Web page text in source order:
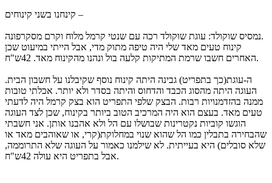
קינחנו בשני קינוחים –
נמסיס שוקולד: עוגת שוקולד רכה עם שנטי קרמל מלוח וקרם מסקרפונה.
קינוח טעים מאד שלי היה טיפה מתוק מדי, אבל הייתי במיעוט שכן
האחרים חשבו שרמת המתיקות קלעה בול ונהנו מהקינוח מאד. 42ש"ח.
ה-עוגת(כך בתפריט) גבינה היתה קינוח נוסף שקיבלנו על חשבון הבית.
העוגה היתה מהסוג הכבד והדחוס והיתה בסדר ולא יותר. אכלתי טובות
ממנה בהזדמנויות רבות. הבצק שלפי התפריט הוא בצק קרמל היה לדעתי
טעים מאד. בעצם הוא היה המרכיב הטוב ביותר בקינוח, שכן לצד העוגה
הוגשו קוביות נקטרינות שבושלו עם הל ולא אהבנו אותן. אני חשבתי
שהבחירה בתבלין כמו הל שהוא שנוי במחלוקת(קרי, או שאוהבים מאד או
שלא סובלים) היא בעייתית. לא שילמנו כאמור על העוגה שלא התרוממה,
אבל בתפריט היא עולה 42ש"ח.